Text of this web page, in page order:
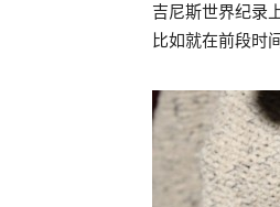
吉尼斯世界纪录
比如就在前段时